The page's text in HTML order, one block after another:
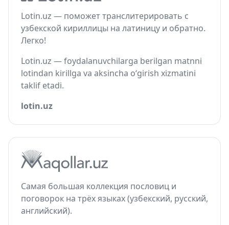
Lotin.uz — поможет транслитерировать с
узбекской кириллицы на латиницу и обратно.
Легко!
Lotin.uz — foydalanuvchilarga berilgan matnni
lotindan kirillga va aksincha o‘girish xizmatini
taklif etadi.
lotin.uz
Самая большая коллекция пословиц и
поговорок на трёх языках (узбекский, русский,
английский).